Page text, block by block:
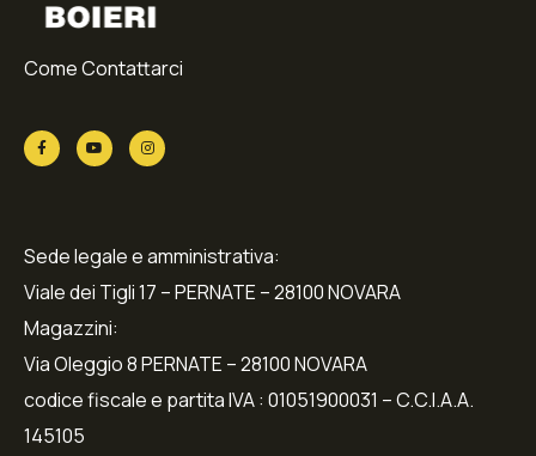
Come Contattarci
Sede legale e amministrativa:
Viale dei Tigli 17 – PERNATE – 28100 NOVARA
Magazzini:
Via Oleggio 8 PERNATE – 28100 NOVARA
codice fiscale e partita IVA : 01051900031 – C.C.I.A.A.
145105